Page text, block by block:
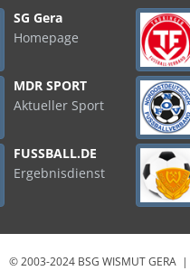
SG Gera
Homepage
MDR SPORT
Aktueller Sport
FUSSBALL.DE
Ergebnisdienst
© 2003-2024 BSG WISMUT GERA |